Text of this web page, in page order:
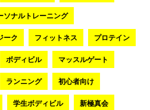
ソナルトレーニング
ーク フィットネス プロテイン
ボディビル マッスルゲート
ランニング 初心者向け
学生ボディビル 新極真会